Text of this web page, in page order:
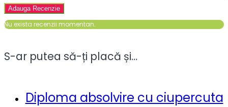
Nu exista recenzii momentan.
S-ar putea să-ți placă și…
Diploma absolvire cu ciupercuta